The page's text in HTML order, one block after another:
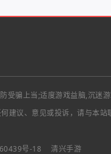
受骗上当;适度游戏益脑,沉迷
建议、意见或投诉，请与本站
号-18 清兴手游